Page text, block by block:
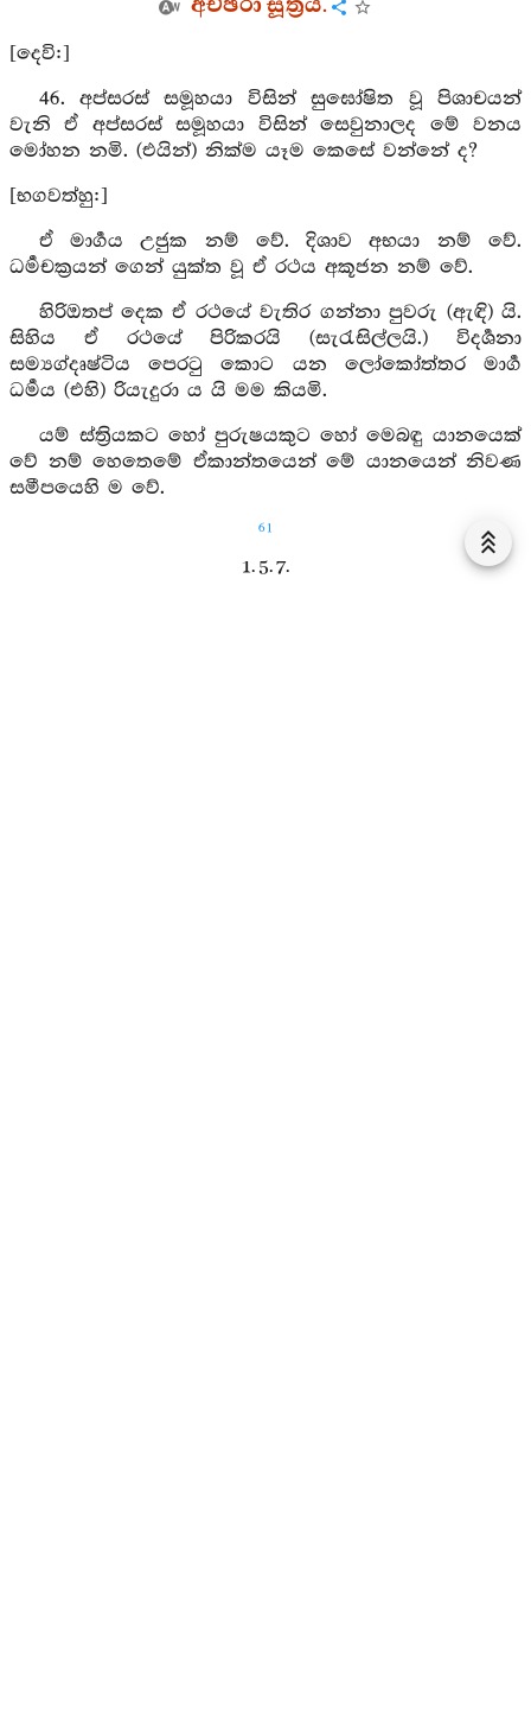
[දෙවි:]
46. අප්සරස් සමූහයා විසින් සුඝෝෂිත වූ පිශාචයන්
වැනි ඒ අප්සරස් සමූහයා විසින් සෙවුනාලද මේ වනය
මෝහන නමි. (එයින්) නික්ම යෑම කෙසේ වන්නේ ද?
[භගවත්හු:]
ඒ මාර්‍ගය උජුක නම් වේ. දිශාව අභයා නම් වේ.
ධර්‍මචක්‍රයන් ගෙන් යුක්ත වූ ඒ රථය අකූජන නම් වේ.
හිරිඔතප් දෙක ඒ රථයේ වැතිර ගන්නා පුවරු (ඇඳි) යි.
සිහිය ඒ රථයේ පිරිකරයි (සැරැසිල්ලයි.) විදර්‍ශනා
සම්‍යග්දෘෂ්ටිය පෙරටු කොට යන ලෝකෝත්තර මාර්‍ග
ධර්‍මය (එහි) රියැදුරා ය යි මම කියමි.
යම් ස්ත්‍රියකට හෝ පුරුෂයකුට හෝ මෙබඳු යානයෙක්
වේ නම් හෙතෙමේ ඒකාන්තයෙන් මේ යානයෙන් නිවණ
සමීපයෙහි ම වේ.
61
1. 5. 7.